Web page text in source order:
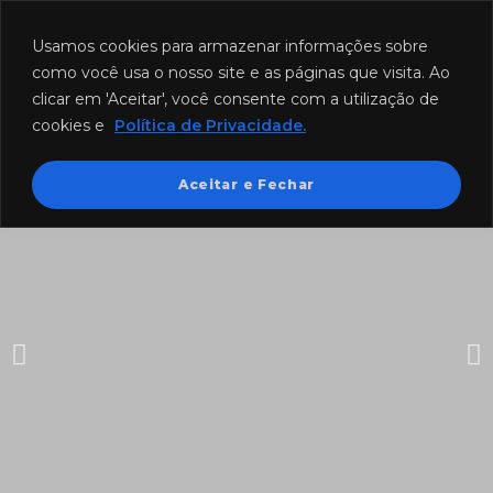
Usamos cookies para armazenar informações sobre
como você usa o nosso site e as páginas que visita. Ao
clicar em 'Aceitar', você consente com a utilização de
cookies e
Política de Privacidade.
Aceitar e Fechar